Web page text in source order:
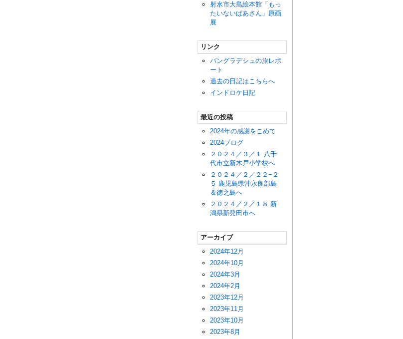
射水市大島絵本館「もっ
たいないばあさん」原画
展
リンク
バングラデシュの旅レポ
ート
過去の日記はこちらへ
インドロケ日記
最近の投稿
2024年の感謝をこめて
2024ブログ
２０２４／３／１ 八千
代市立新木戸小学校へ
２０２４／２／２２−２
５ 鹿児島県沖永良部島
＆徳之島へ
２０２４／２／１８ 新
潟県新発田市へ
アーカイブ
2024年12月
2024年10月
2024年3月
2024年2月
2023年12月
2023年11月
2023年10月
2023年8月